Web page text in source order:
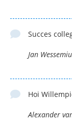
Succes
Jan
Hoi
Alexander